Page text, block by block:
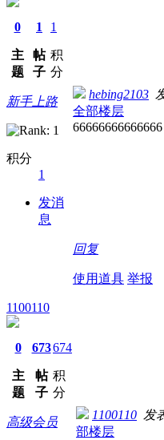
0
主
题
1
帖
子
1
积
分
新手上路
积分
1
发消
息
hebing2103
全部楼层
66666666666666
回复
使用道具 举报
1100110
0
主
题
673
帖
子
674
积
分
高级会员
1100110 发
部楼层